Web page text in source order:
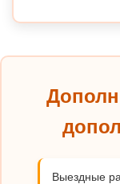
Выездные